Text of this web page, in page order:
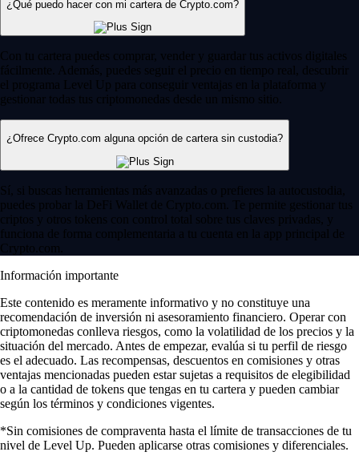
¿Qué puedo hacer con mi cartera de Crypto.com?
Con tu cartera puedes comprar, vender y guardar tus activos digitales
fácilmente. Además, puedes seguir el precio en tiempo real, descubrir
el programa Level Up para conseguir ventajas en la plataforma y
gestionar todas tus criptomonedas desde un mismo sitio.
¿Ofrece Crypto.com alguna opción de cartera sin custodia?
Sí, si buscas herramientas más avanzadas o prefieres la autocustodia,
puedes probar la DeFi Wallet de Crypto.com. Te permite gestionar tus
criptos y otros tokens con control total sobre tus claves privadas, y
funciona de forma complementaria a tu cuenta en la app principal de
Crypto.com.
Información importante
Este contenido es meramente informativo y no constituye una
recomendación de inversión ni asesoramiento financiero. Operar con
criptomonedas conlleva riesgos, como la volatilidad de los precios y la
situación del mercado. Antes de empezar, evalúa si tu perfil de riesgo
es el adecuado. Las recompensas, descuentos en comisiones y otras
ventajas mencionadas pueden estar sujetas a requisitos de elegibilidad
o a la cantidad de tokens que tengas en tu cartera y pueden cambiar
según los términos y condiciones vigentes.
*Sin comisiones de compraventa hasta el límite de transacciones de tu
nivel de Level Up. Pueden aplicarse otras comisiones y diferenciales.